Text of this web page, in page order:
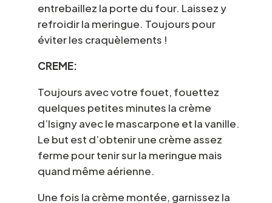
entrebaillez la porte du four. Laissez y
refroidir la meringue. Toujours pour
éviter les craquèlements !
CREME:
Toujours avec votre fouet, fouettez
quelques petites minutes la crème
d’Isigny avec le mascarpone et la vanille.
Le but est d’obtenir une crème assez
ferme pour tenir sur la meringue mais
quand même aérienne.
Une fois la crème montée, garnissez la